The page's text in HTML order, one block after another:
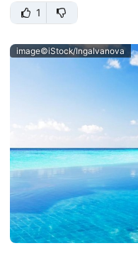
1
image©iStock/IngaIvanova